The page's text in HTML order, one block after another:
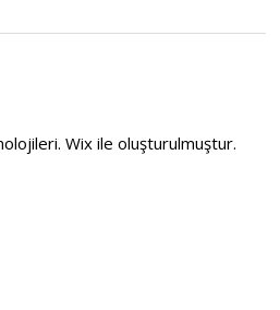
Wix ile oluşturulmuştur.